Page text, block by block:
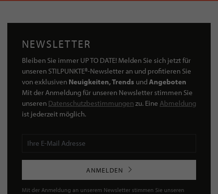
NEWSLETTER
Bleiben Sie immer UP TO DATE! Melden Sie sich jetzt für
unseren STILPUNKTE®-Newsletter an und profitieren Sie
von exklusiven Neuigkeiten, Trends undAngeboten
Mit der Anmeldung für unseren Newsletter stimmen Sie
unseren Datenschutzbestimmungen zu. Eine Abmeldung
ist jederzeit möglich.
ANMELDEN
Mit der Anmeldung an unserem Newsletter stimmen Sie unseren